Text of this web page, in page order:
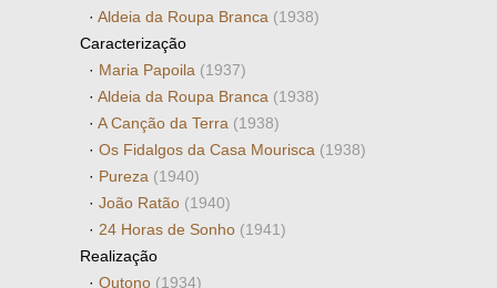
· Aldeia da Roupa Branca (1938)
Caracterização
· Maria Papoila (1937)
· Aldeia da Roupa Branca (1938)
· A Canção da Terra (1938)
· Os Fidalgos da Casa Mourisca (1938)
· Pureza (1940)
· João Ratão (1940)
· 24 Horas de Sonho (1941)
Realização
· Outono (1934)